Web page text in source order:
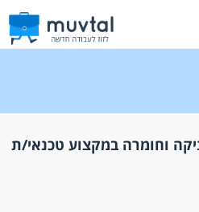
וחומרה במקצוע טכנאי/ת